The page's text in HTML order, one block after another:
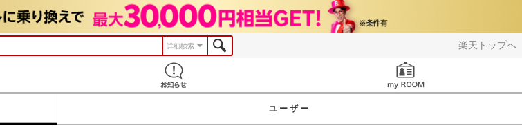
楽天トップへ
詳細検索
ユーザー